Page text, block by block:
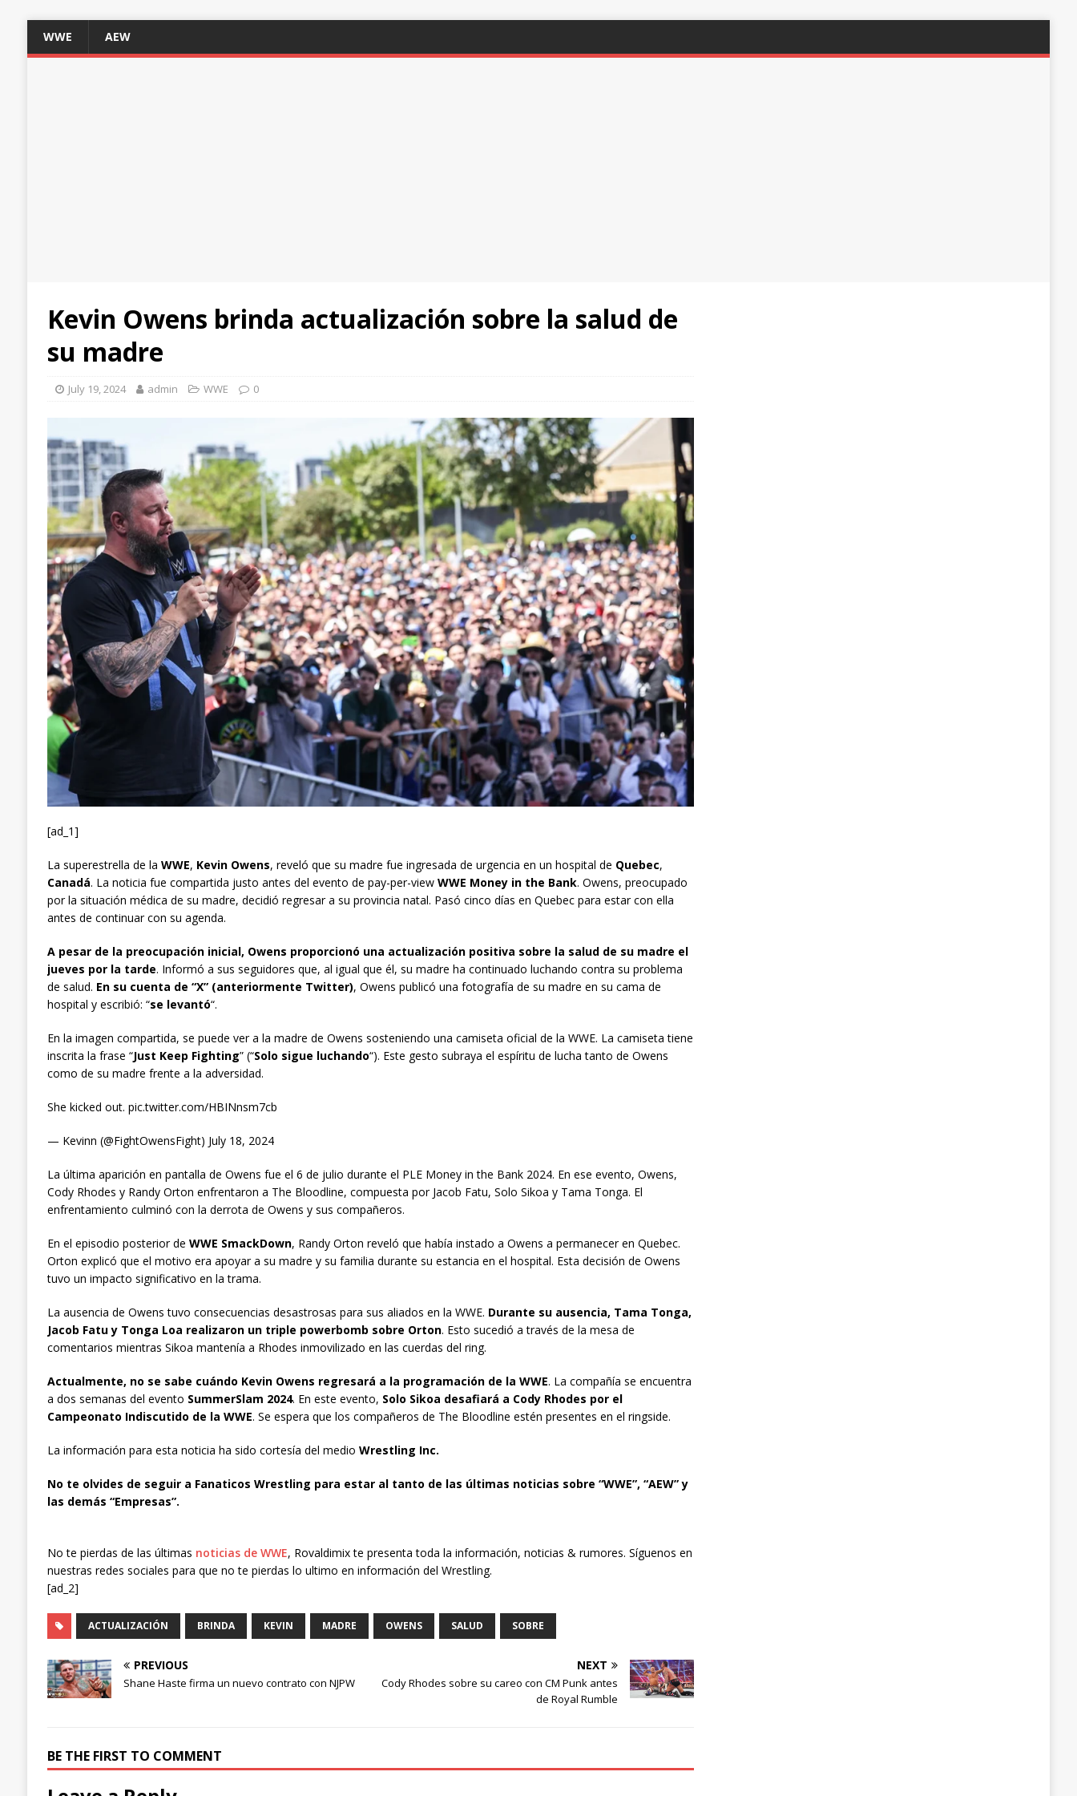
WWE AEW
Kevin Owens brinda actualización sobre la salud de
su madre
July 19, 2024 admin WWE 0
[ad_1]
La superestrella de la WWE, Kevin Owens, reveló que su madre fue ingresada de urgencia en un hospital de Quebec,
Canadá. La noticia fue compartida justo antes del evento de pay-per-view WWE Money in the Bank. Owens, preocupado
por la situación médica de su madre, decidió regresar a su provincia natal. Pasó cinco días en Quebec para estar con ella
antes de continuar con su agenda.
A pesar de la preocupación inicial, Owens proporcionó una actualización positiva sobre la salud de su madre el
jueves por la tarde. Informó a sus seguidores que, al igual que él, su madre ha continuado luchando contra su problema
de salud. En su cuenta de “X” (anteriormente Twitter), Owens publicó una fotografía de su madre en su cama de
hospital y escribió: “se levantó“.
En la imagen compartida, se puede ver a la madre de Owens sosteniendo una camiseta oficial de la WWE. La camiseta tiene
inscrita la frase “Just Keep Fighting” (“Solo sigue luchando“). Este gesto subraya el espíritu de lucha tanto de Owens
como de su madre frente a la adversidad.
She kicked out. pic.twitter.com/HBINnsm7cb
— Kevinn (@FightOwensFight) July 18, 2024
La última aparición en pantalla de Owens fue el 6 de julio durante el PLE Money in the Bank 2024. En ese evento, Owens,
Cody Rhodes y Randy Orton enfrentaron a The Bloodline, compuesta por Jacob Fatu, Solo Sikoa y Tama Tonga. El
enfrentamiento culminó con la derrota de Owens y sus compañeros.
En el episodio posterior de WWE SmackDown, Randy Orton reveló que había instado a Owens a permanecer en Quebec.
Orton explicó que el motivo era apoyar a su madre y su familia durante su estancia en el hospital. Esta decisión de Owens
tuvo un impacto significativo en la trama.
La ausencia de Owens tuvo consecuencias desastrosas para sus aliados en la WWE. Durante su ausencia, Tama Tonga,
Jacob Fatu y Tonga Loa realizaron un triple powerbomb sobre Orton. Esto sucedió a través de la mesa de
comentarios mientras Sikoa mantenía a Rhodes inmovilizado en las cuerdas del ring.
Actualmente, no se sabe cuándo Kevin Owens regresará a la programación de la WWE. La compañía se encuentra
a dos semanas del evento SummerSlam 2024. En este evento, Solo Sikoa desafiará a Cody Rhodes por el
Campeonato Indiscutido de la WWE. Se espera que los compañeros de The Bloodline estén presentes en el ringside.
La información para esta noticia ha sido cortesía del medio Wrestling Inc.
No te olvides de seguir a Fanaticos Wrestling para estar al tanto de las últimas noticias sobre “WWE”, “AEW” y
las demás “Empresas”.
No te pierdas de las últimas noticias de WWE, Rovaldimix te presenta toda la información, noticias & rumores. Síguenos en
nuestras redes sociales para que no te pierdas lo ultimo en información del Wrestling.
[ad_2]
ACTUALIZACIÓN BRINDA KEVIN MADRE OWENS SALUD SOBRE
PREVIOUS
Shane Haste firma un nuevo contrato con NJPW
NEXT
Cody Rhodes sobre su careo con CM Punk antes
de Royal Rumble
BE THE FIRST TO COMMENT